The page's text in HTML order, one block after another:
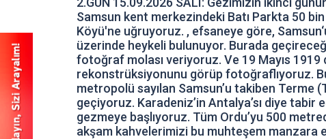
Samsun kent merkezindeki Batı Parkta 50
Köyü'ne uğruyoruz. , efsaneye göre,
üzerinde heykeli bulunuyor. Burada
fotoğraf molası veriyoruz. Ve 19 Mayıs
rekonstrüksiyonunu görüp fotoğraflıyoruz.
metropolü sayılan Samsun’u takiben Terme
geçiyoruz. Karadeniz’in Antalya’sı diye tabir
gezmeye başlıyoruz. Tüm Ordu’yu 500
akşam kahvelerimizi bu muhteşem manzara